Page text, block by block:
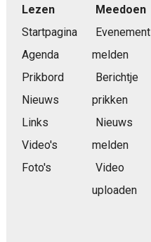
Lezen
Startpagina
Agenda
Prikbord
Nieuws
Links
Video's
Foto's
Meedoen
Evenement
melden
Berichtje
prikken
Nieuws
melden
Video
uploaden